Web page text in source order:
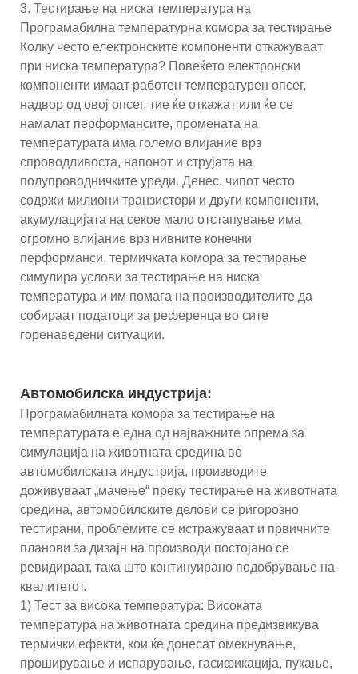
3. Тестирање на ниска температура на
Програмабилна температурна комора за тестирање
Колку често електронските компоненти откажуваат
при ниска температура? Повеќето електронски
компоненти имаат работен температурен опсег,
надвор од овој опсег, тие ќе откажат или ќе се
намалат перформансите, промената на
температурата има големо влијание врз
спроводливоста, напонот и струјата на
полупроводничките уреди. Денес, чипот често
содржи милиони транзистори и други компоненти,
акумулацијата на секое мало отстапување има
огромно влијание врз нивните конечни
перформанси, термичката комора за тестирање
симулира услови за тестирање на ниска
температура и им помага на производителите да
собираат податоци за референца во сите
горенаведени ситуации.
Автомобилска индустрија:
Програмабилната комора за тестирање на
температурата е една од најважните опрема за
симулација на животната средина во
автомобилската индустрија, производите
доживуваат „мачење“ преку тестирање на животната
средина, автомобилските делови се ригорозно
тестирани, проблемите се истражуваат и првичните
планови за дизајн на производи постојано се
ревидираат, така што континуирано подобрување на
квалитетот.
1) Тест за висока температура: Високата
температура на животната средина предизвикува
термички ефекти, кои ќе донесат омекнување,
проширување и испарување, гасификација, пукање,